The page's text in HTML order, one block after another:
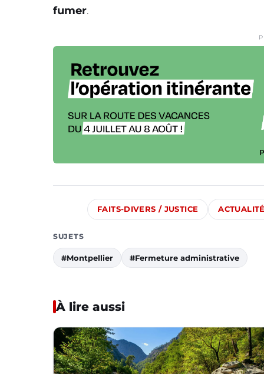
fumer.
FAITS-DIVERS / JUSTICE
SUJETS
#Montpellier #Fermeture administrative
À lire aussi